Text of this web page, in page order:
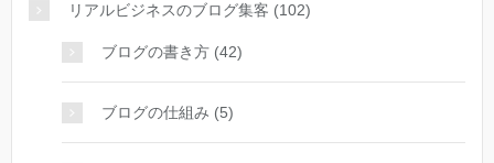
リアルビジネスのブログ集客 (102)
ブログの書き方 (42)
ブログの仕組み (5)